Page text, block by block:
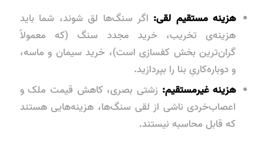
هزینه مستقیم لقی: اگر سنگ‌ها لق شوند، شما باید
هزینه‌ی تخریب، خرید مجدد سنگ (که معمولاً
گران‌ترین بخش کفسازی است)، خرید سیمان و ماسه،
و دوباره‌کاریِ بنا را بپردازید.
هزینه غیرمستقیم: زشتی بصری، کاهش قیمت ملک و
اعصاب‌خردی ناشی از لقی سنگ‌ها، هزینه‌هایی هستند
که قابل محاسبه نیستند.